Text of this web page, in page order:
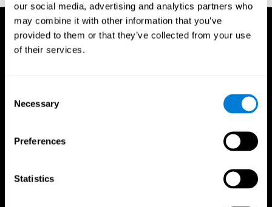
our social media, advertising and analytics partners who
may combine it with other information that you’ve
provided to them or that they’ve collected from your use
of their services.
Selection
Necessary
Preferences
Statistics